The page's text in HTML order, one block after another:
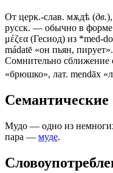
От церк.-слав. мѫдѣ (дв.
русск. — обычно в форме
μέζεα (Гесиод) из *med-
mádatē «он пьян,
Сомнительно сближение
«брюшко», лат. mendāх
Семантические
Мудо — одно из
пара — муде.